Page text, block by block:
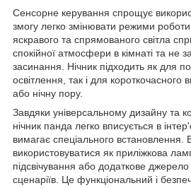
Сенсорне керування спрощує
змогу легко змінювати режими
яскравого та спрямованого світла
спокійної атмосфери в кімнаті та не
засинання. Нічник підходить як для
освітлення, так і для короткочасного
або нічну пору.
Завдяки універсальному дизайну та
нічник панда легко вписується в
вимагає спеціального встановлення.
використовуватися як приліжкова
підсвічування або додаткове джерело
сценаріїв. Це функціональний і